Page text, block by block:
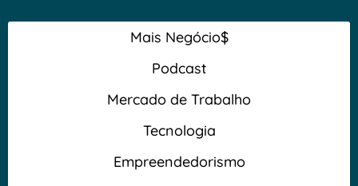
Mais Negócio$
Podcast
Mercado de Trabalho
Tecnologia
Empreendedorismo